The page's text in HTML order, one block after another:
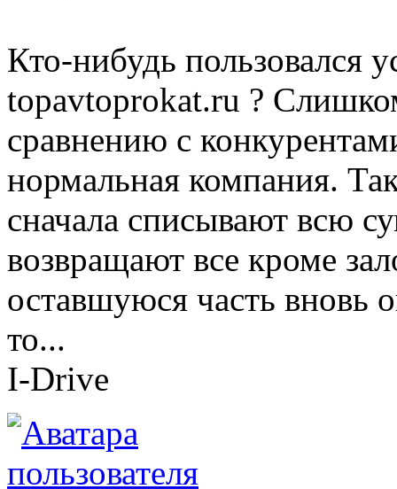
Кто-нибудь пользовался
topavtoprokat.ru ?
сравнению с
нормальная компания.
сначала списывают всю
возвращают все кроме
оставшуюся часть вновь
то...
I-Drive